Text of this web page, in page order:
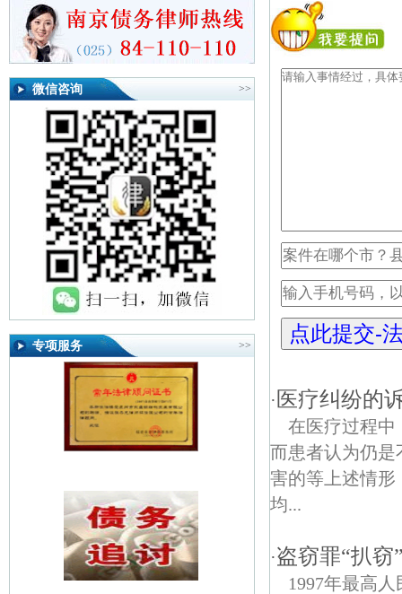
微信咨询 >>
专项服务 >>
· 医疗纠纷的
在医疗过程中
而患者认为仍是
害的等上述情形
均...
·盗窃罪“扒窃
1997年最高